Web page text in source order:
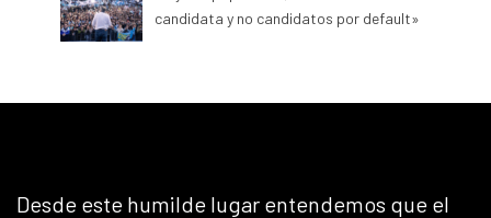
candidata y no candidatos por default»
Desde este humilde lugar entendemos que el